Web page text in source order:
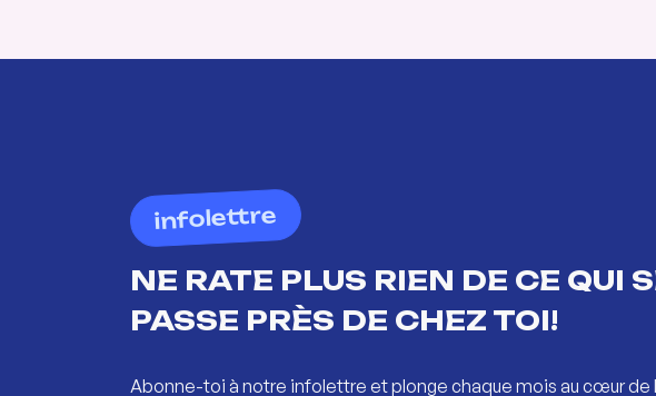
infolettre
NE RATE PLUS RIEN DE CE QUI
PASSE PRÈS DE CHEZ TOI!
Abonne-toi à notre infolettre et plonge chaque mois au cœur de